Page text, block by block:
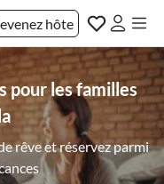
hôte
pour les familles
rêve et réservez parmi